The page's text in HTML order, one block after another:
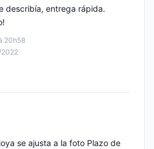
20h58
2022
describía, entrega rápida.
se ajusta a la foto Plazo de